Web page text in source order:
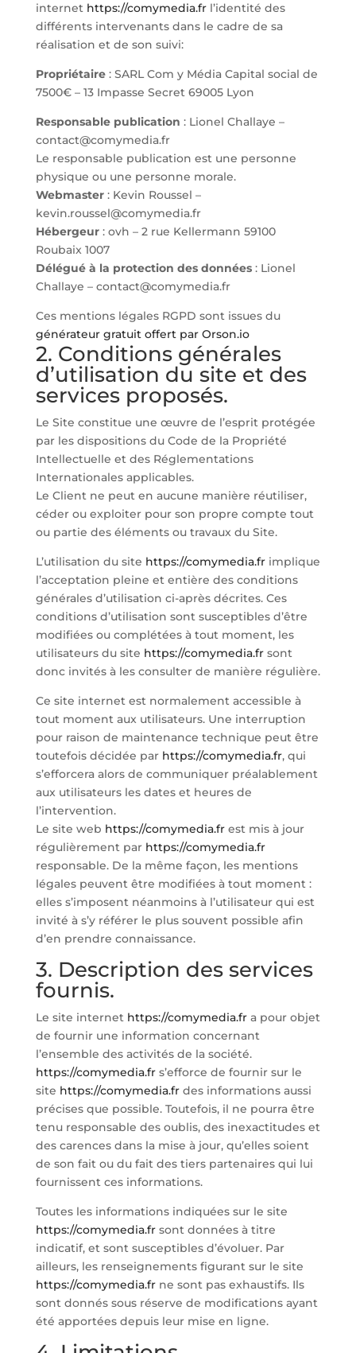
internet https://comymedia.frl’identité des
différents intervenants dans le cadre de sa
réalisation et de son suivi:
Propriétaire: SARL Com y Média Capital social de
7500€ – 13 Impasse Secret 69005 Lyon
Responsable publication : Lionel Challaye –
contact@comymedia.fr
Le responsable publication est une personne
physique ou une personne morale.
Webmaster: Kevin Roussel –
kevin.roussel@comymedia.fr
Hébergeur: ovh – 2 rue Kellermann 59100
Roubaix 1007
Délégué à la protection des données: Lionel
Challaye – contact@comymedia.fr
Ces mentions légales RGPD sont issues du
générateur gratuit offert par Orson.io
2. Conditions générales
d’utilisation du site et des
services proposés.
Le Site constitue une œuvre de l’esprit protégée
par les dispositions du Code de la Propriété
Intellectuelle et des Réglementations
Internationales applicables.
Le Client ne peut en aucune manière réutiliser,
céder ou exploiter pour son propre compte tout
ou partie des éléments ou travaux du Site.
L’utilisation du site https://comymedia.frimplique
l’acceptation pleine et entière des conditions
générales d’utilisation ci-après décrites. Ces
conditions d’utilisation sont susceptibles d’être
modifiées ou complétées à tout moment, les
utilisateurs du site https://comymedia.frsont
donc invités à les consulter de manière régulière.
Ce site internet est normalement accessible à
tout moment aux utilisateurs. Une interruption
pour raison de maintenance technique peut être
toutefois décidée par https://comymedia.fr, qui
s’efforcera alors de communiquer préalablement
aux utilisateurs les dates et heures de
l’intervention.
Le site web https://comymedia.frest mis à jour
régulièrement par https://comymedia.fr
responsable. De la même façon, les mentions
légales peuvent être modifiées à tout moment :
elles s’imposent néanmoins à l’utilisateur qui est
invité à s’y référer le plus souvent possible afin
d’en prendre connaissance.
3. Description des services
fournis.
Le site internet https://comymedia.fra pour objet
de fournir une information concernant
l’ensemble des activités de la société.
https://comymedia.frs’efforce de fournir sur le
site https://comymedia.frdes informations aussi
précises que possible. Toutefois, il ne pourra être
tenu responsable des oublis, des inexactitudes et
des carences dans la mise à jour, qu’elles soient
de son fait ou du fait des tiers partenaires qui lui
fournissent ces informations.
Toutes les informations indiquées sur le site
https://comymedia.frsont données à titre
indicatif, et sont susceptibles d’évoluer. Par
ailleurs, les renseignements figurant sur le site
https://comymedia.frne sont pas exhaustifs. Ils
sont donnés sous réserve de modifications ayant
été apportées depuis leur mise en ligne.